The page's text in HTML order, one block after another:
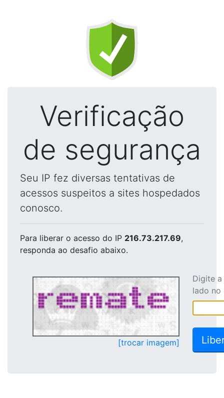
Verificação
de segurança
Seu IP fez diversas tentativas de
acessos suspeitos a sites hospedados
conosco.
Para liberar o acesso do IP 216.73.217.69,
responda ao desafio abaixo.
[trocar imagem]
Digite
lado no